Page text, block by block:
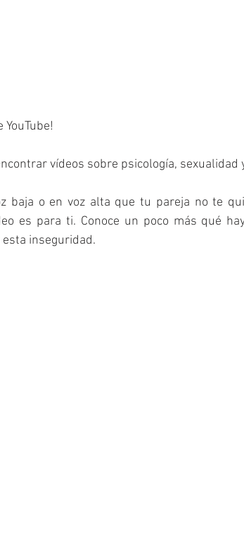
vídeos sobre psicología, sexualidad
es para ti. Conoce un poco más qué
inseguridad.